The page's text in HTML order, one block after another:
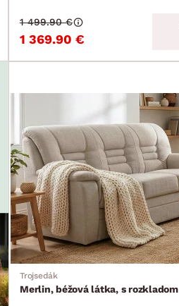
1 369.90 €
1 499.90 €
Trojsedák
Merlin, béžová látka, s rozkladom